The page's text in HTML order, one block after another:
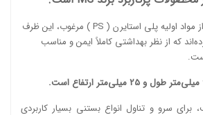
مواد اولیهپلی استایرن ( PS )
مرغوب، این ظرف
که از نظر بهداشتی کاملاً ایمن و مناسب
سرو و تناول انواع بستنی بسیار کاربردی